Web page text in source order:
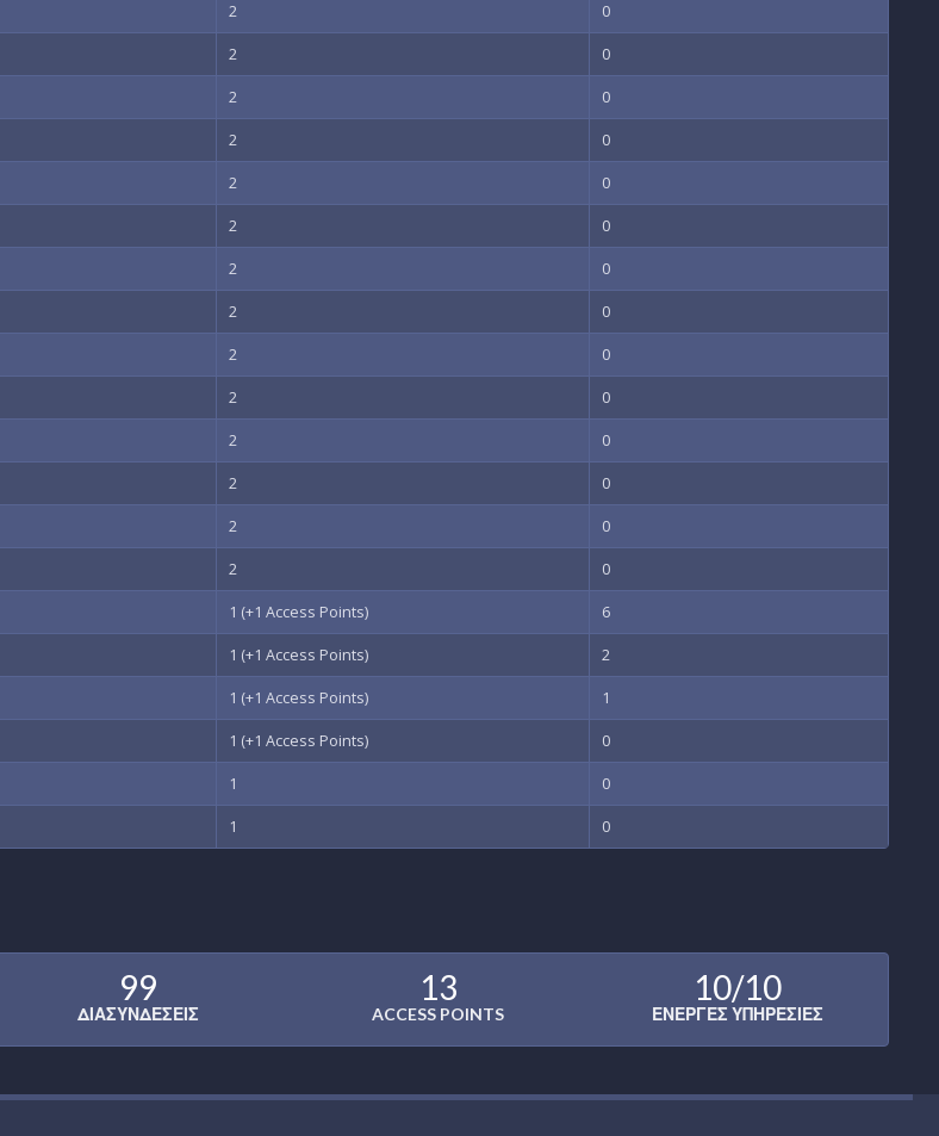
2 0
2 0
2 0
2 0
2 0
2 0
2 0
2 0
2 0
2 0
2 0
2 0
2 0
2 0
1 (+1 Access Points) 6
1 (+1 Access Points) 2
1 (+1 Access Points) 1
1 (+1 Access Points) 0
1 0
1 0
99
ΔΙΑΣΥΝΔΈΣΕΙΣ
13
ACCESS POINTS
10/10
ΕΝΕΡΓΈΣ ΥΠΗΡΕΣΊΕΣ